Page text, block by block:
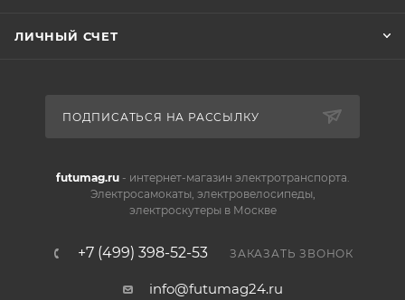
ЛИЧНЫЙ СЧЕТ
ПОДПИСАТЬСЯ НА РАССЫЛКУ
futumag.ru- интернет-магазин электротранспорта.
Электросамокаты, электровелосипеды,
электроскутеры в Москве
+7 (499) 398-52-53 ЗАКАЗАТЬ ЗВОНОК
info@futumag24.ru